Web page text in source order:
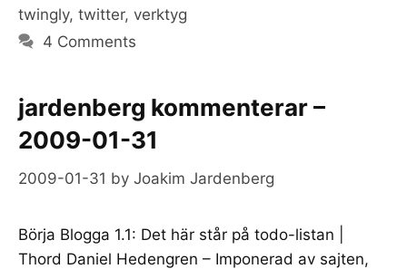
twingly, twitter, verktyg
4 Comments
jardenberg kommenterar –
2009-01-31
2009-01-31 by Joakim Jardenberg
Börja Blogga 1.1: Det här står på todo-listan |
Thord Daniel Hedengren – Imponerad av sajten,